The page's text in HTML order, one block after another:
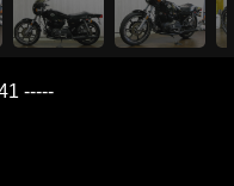
-----